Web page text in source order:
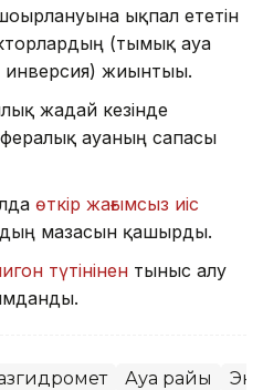
ықпал ететін
(тымық ауа
жиынтығы.
жағдай кезінде
ауаның сапасы
өткір жағымсыз иіс
мазасын қашырды.
түтінінен тыныс алу
Ауа райы